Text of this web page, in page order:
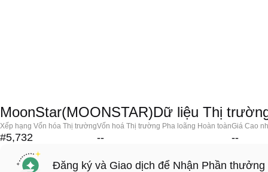
MoonStar(MOONSTAR)Dữ liệu Thị
Xếp hạng Vốn hóa Thị trường
#5,732
Vốn hoá Thị trường Pha loãng Hoàn toàn
--
Giá Cao
--
Đăng ký và Giao dịch để Nhận Phần thưởng